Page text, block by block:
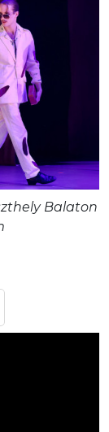
Balaton